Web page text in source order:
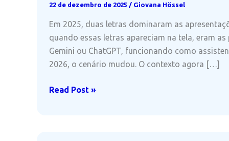
22 de dezembro de 2025 / Giovana Hössel
Em 2025, duas letras dominaram as
quando essas letras apareciam na tela, eram
Gemini ou ChatGPT, funcionando como
2026, o cenário mudou. O contexto agora […]
2026:
Read Post »